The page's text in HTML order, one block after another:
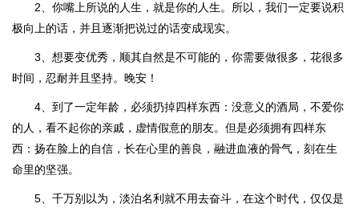
2、你嘴上所说的人生，就是你的人生。所以，我们一定要说积
极向上的话，并且逐渐把说过的话变成现实。
3、想要变优秀，顺其自然是不可能的，你需要做很多，花很多
时间，忍耐并且坚持。晚安！
4、到了一定年龄，必须扔掉四样东西：没意义的酒局，不爱你
的人，看不起你的亲戚，虚情假意的朋友。但是必须拥有四样东
西：扬在脸上的自信，长在心里的善良，融进血液的骨气，刻在生
命里的坚强。
5、千万别以为，淡泊名利就不用去奋斗，在这个时代，仅仅是